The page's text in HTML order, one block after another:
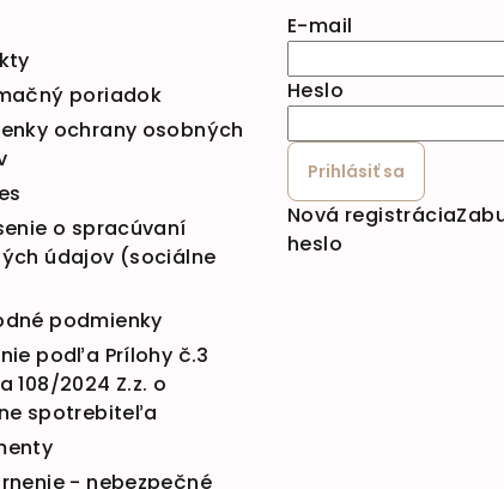
poriadok
ochrany osobných
o spracúvaní
údajov (sociálne
podmienky
podľa Prílohy č.3
108/2024 Z.z. o
spotrebiteľa
- nebezpečné
E-mail
Heslo
Prihlásiť sa
Nová registrácia
heslo